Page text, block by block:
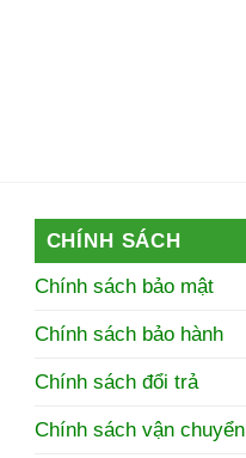
CHÍNH SÁCH
Chính sách bảo mật
Chính sách bảo hành
Chính sách đổi trả
Chính sách vận chuyển